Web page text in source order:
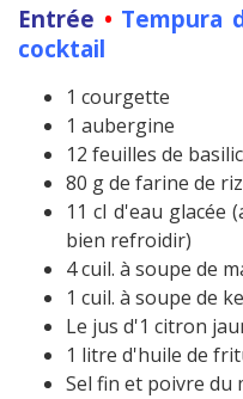
Entrée • Tempura
cocktail
1 courgette
1 aubergine
12 feuilles de basilic
80 g de farine de riz
11 cl d'eau glacée
bien refroidir)
4 cuil. à soupe de
1 cuil. à soupe de
Le jus d'1 citron
1 litre d'huile de
Sel fin et poivre du